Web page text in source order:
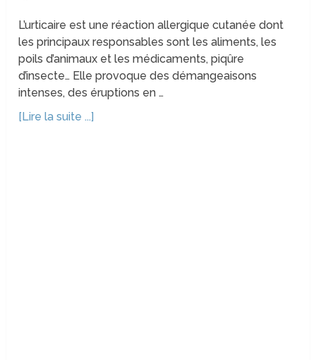
L’urticaire est une réaction allergique cutanée dont
les principaux responsables sont les aliments, les
poils d’animaux et les médicaments, piqûre
d’insecte… Elle provoque des démangeaisons
intenses, des éruptions en …
[Lire la suite ...]